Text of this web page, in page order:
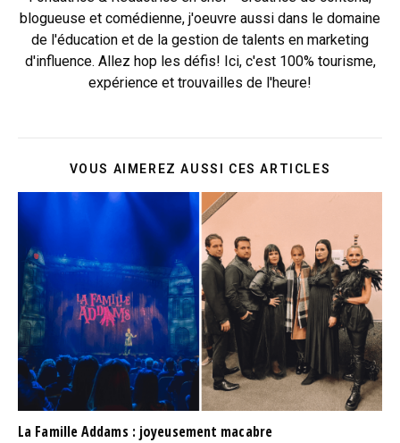
blogueuse et comédienne, j'oeuvre aussi dans le domaine
de l'éducation et de la gestion de talents en marketing
d'influence. Allez hop les défis! Ici, c'est 100% tourisme,
expérience et trouvailles de l'heure!
VOUS AIMEREZ AUSSI CES ARTICLES
La Famille Addams : joyeusement macabre